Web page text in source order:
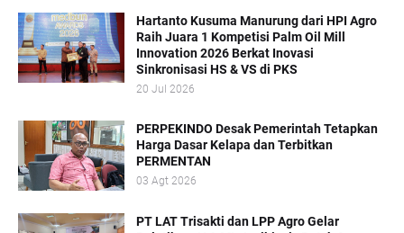
Hartanto Kusuma Manurung dari HPI Agro
Raih Juara 1 Kompetisi Palm Oil Mill
Innovation 2026 Berkat Inovasi
Sinkronisasi HS & VS di PKS
20 Jul 2026
PERPEKINDO Desak Pemerintah Tetapkan
Harga Dasar Kelapa dan Terbitkan
PERMENTAN
03 Agt 2026
PT LAT Trisakti dan LPP Agro Gelar